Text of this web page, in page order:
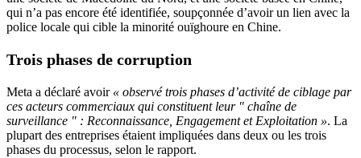
qui n’a pas encore été identifiée, soupçonnée d’avoir un lien avec la
police locale qui cible la minorité ouïghoure en Chine.
Trois phases de corruption
Meta a déclaré avoir « observé trois phases d’activité de ciblage par
ces acteurs commerciaux qui constituent leur " chaîne de
surveillance " : Reconnaissance, Engagement et Exploitation ». La
plupart des entreprises étaient impliquées dans deux ou les trois
phases du processus, selon le rapport.